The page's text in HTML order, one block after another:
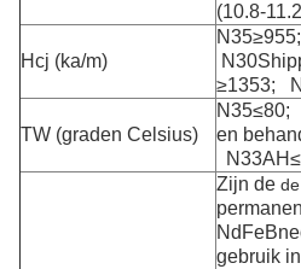
(10.8-
Hcj (ka/m)
≥1353;
TW (graden Celsius)
en
Zijn de de
gebruik